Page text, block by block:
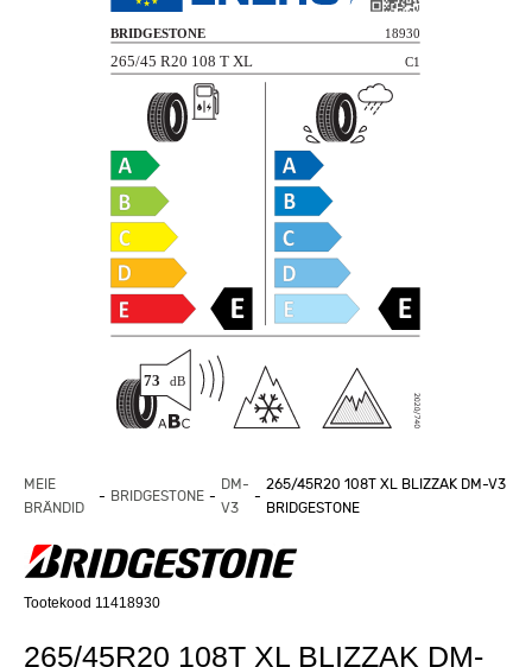
MEIE
BRÄNDID
BRIDGESTONE
DM-
V3
265/45R20 108T XL BLIZZAK DM-V3
BRIDGESTONE
Tootekood 11418930
265/45R20 108T XL BLIZZAK DM-